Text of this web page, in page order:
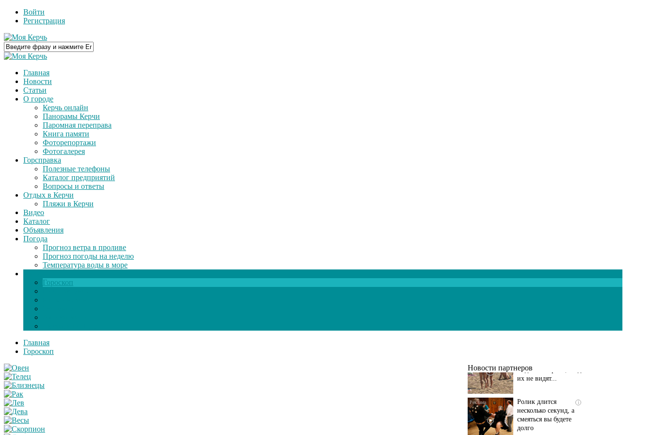
Войти
Регистрация
Главная
Новости
Статьи
О городе
Керчь онлайн
Панорамы Керчи
Паромная переправа
Книга памяти
Фоторепортажи
Фотогалерея
Горсправка
Полезные телефоны
Каталог предприятий
Вопросы и ответы
Отдых в Керчи
Пляжи в Керчи
Видео
Каталог
Объявления
Погода
Прогноз ветра в проливе
Прогноз погоды на неделю
Температура воды в море
Гороскоп
Главная
Гороскоп
Новости партнеров
Ролик длится
долго
Королева вагона